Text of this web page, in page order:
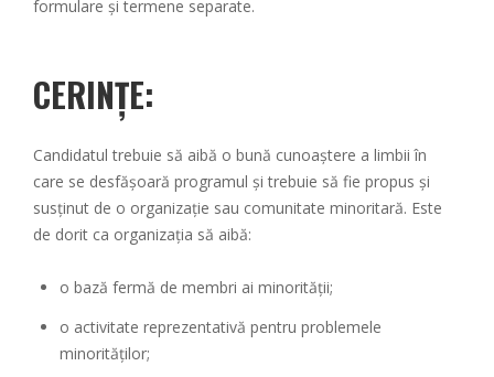
formulare și termene separate.
CERINȚE:
Candidatul trebuie să aibă o bună cunoaștere a limbii în
care se desfășoară programul și trebuie să fie propus și
susținut de o organizație sau comunitate minoritară. Este
de dorit ca organizația să aibă:
o bază fermă de membri ai minorității;
o activitate reprezentativă pentru problemele
minorităților;